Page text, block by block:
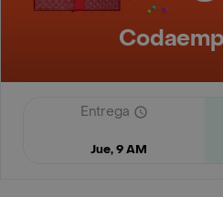
Entrega
Jue, 9 AM